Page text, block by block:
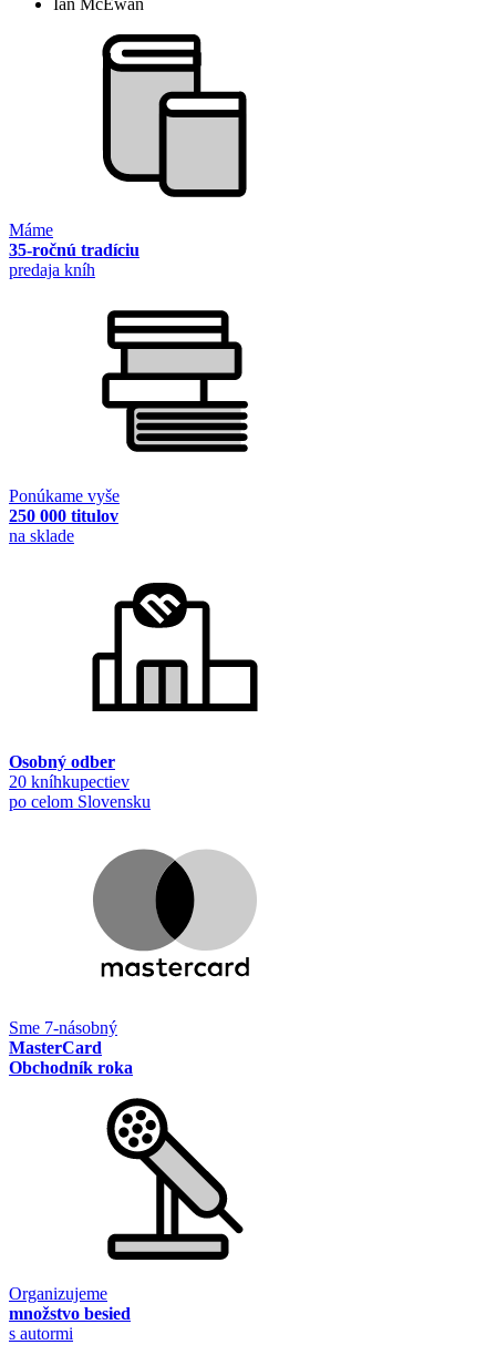
Ian McEwan
Máme
35-ročnú tradíciu
predaja kníh
Ponúkame vyše
250 000 titulov
na sklade
Osobný odber
20 kníhkupectiev
po celom Slovensku
Sme 7-násobný
MasterCard
Obchodník roka
Organizujeme
množstvo besied
s autormi